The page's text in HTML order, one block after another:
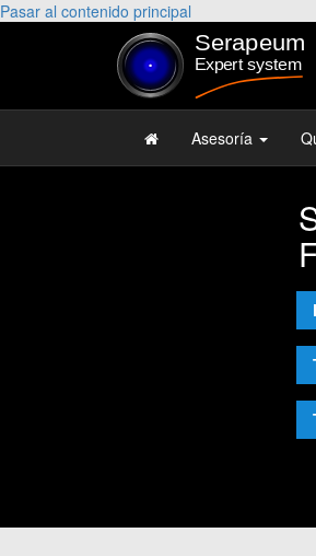
Pasar al contenido principal
Asesoría